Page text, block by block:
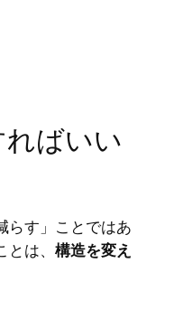
ばいい
らす」ことではあ
は、 構造を変え